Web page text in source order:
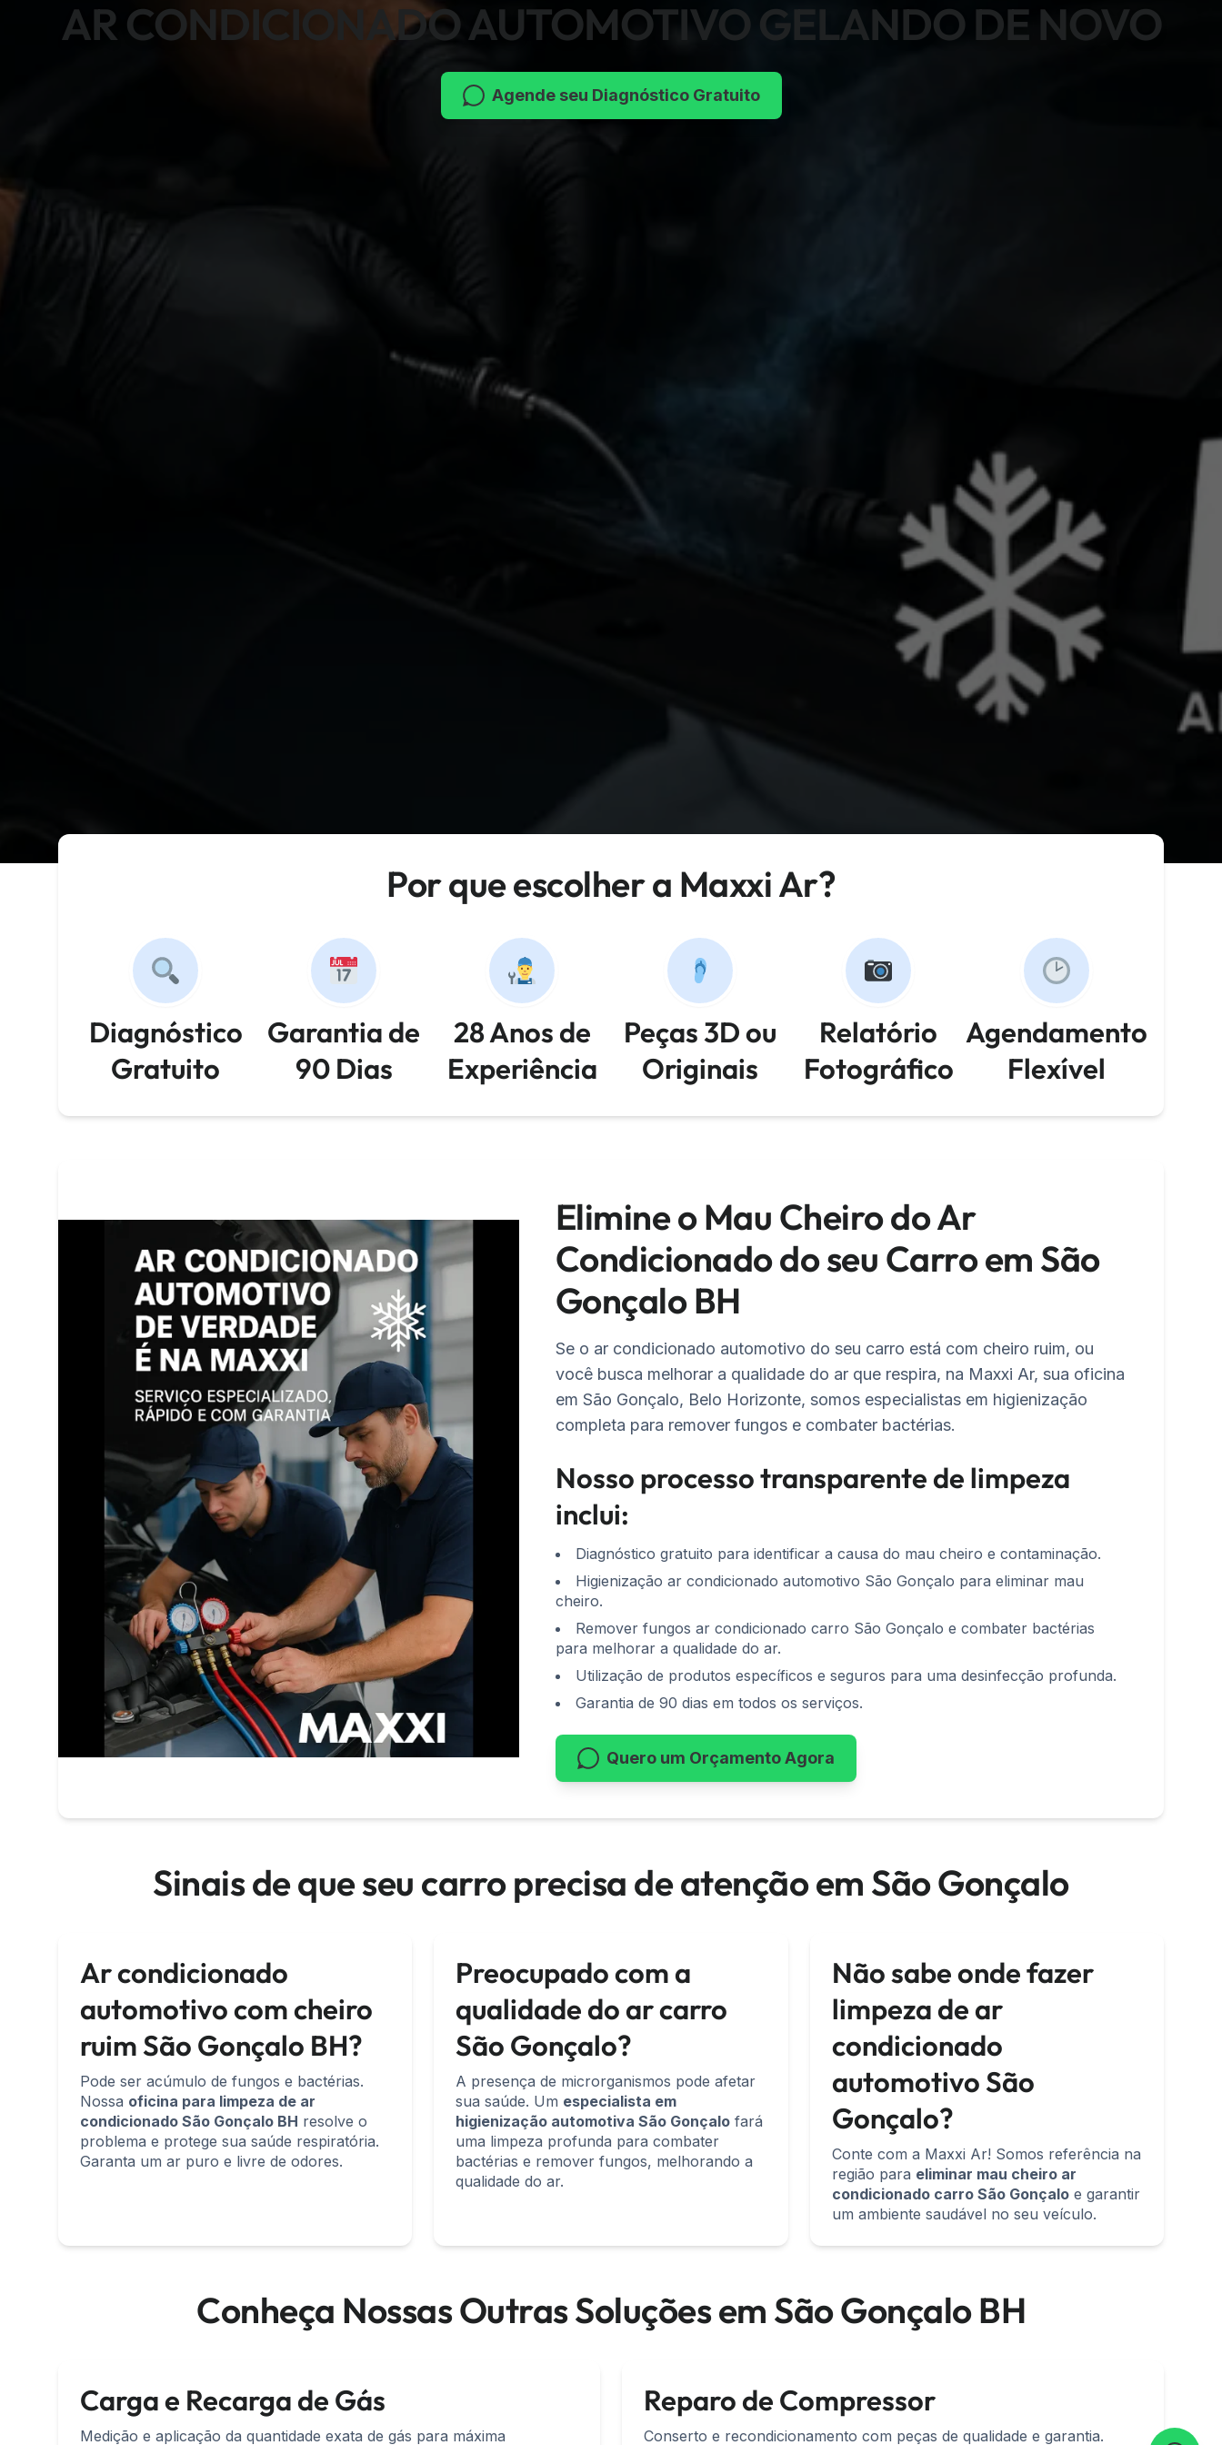
AR CONDICIONADO AUTOMOTIVO GELANDO DE NOVO
Agende seu Diagnóstico Gratuito
Por que escolher a Maxxi Ar?
Diagnóstico
Gratuito
Garantia de
90 Dias
28 Anos de
Experiência
Peças 3D ou
Originais
Relatório
Fotográfico
Agendamento
Flexível
Elimine o Mau Cheiro do Ar
Condicionado do seu Carro em São
Gonçalo BH
Se o ar condicionado automotivo do seu carro está com cheiro ruim, ou
você busca melhorar a qualidade do ar que respira, na Maxxi Ar, sua oficina
em São Gonçalo, Belo Horizonte, somos especialistas em higienização
completa para remover fungos e combater bactérias.
Nosso processo transparente de limpeza
inclui:
Diagnóstico gratuito para identificar a causa do mau cheiro e contaminação.
Higienização ar condicionado automotivo São Gonçalo para eliminar mau
cheiro.
Remover fungos ar condicionado carro São Gonçalo e combater bactérias
para melhorar a qualidade do ar.
Utilização de produtos específicos e seguros para uma desinfecção profunda.
Garantia de 90 dias em todos os serviços.
Quero um Orçamento Agora
Sinais de que seu carro precisa de atenção em São Gonçalo
Ar condicionado
automotivo com cheiro
ruim São Gonçalo BH?
Pode ser acúmulo de fungos e bactérias.
Nossa oficina para limpeza de ar
condicionado São Gonçalo BH resolve o
problema e protege sua saúde respiratória.
Garanta um ar puro e livre de odores.
Preocupado com a
qualidade do ar carro
São Gonçalo?
A presença de microrganismos pode afetar
sua saúde. Um especialista em
higienização automotiva São Gonçalo fará
uma limpeza profunda para combater
bactérias e remover fungos, melhorando a
qualidade do ar.
Não sabe onde fazer
limpeza de ar
condicionado
automotivo São
Gonçalo?
Conte com a Maxxi Ar! Somos referência na
região para eliminar mau cheiro ar
condicionado carro São Gonçaloe garantir
um ambiente saudável no seu veículo.
Conheça Nossas Outras Soluções em São Gonçalo BH
Carga e Recarga de Gás
Medição e aplicação da quantidade exata de gás para máxima
Reparo de Compressor
Conserto e recondicionamento com peças de qualidade e garantia.